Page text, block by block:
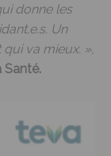
donne les
Un
qui va mieux. »,
Santé.